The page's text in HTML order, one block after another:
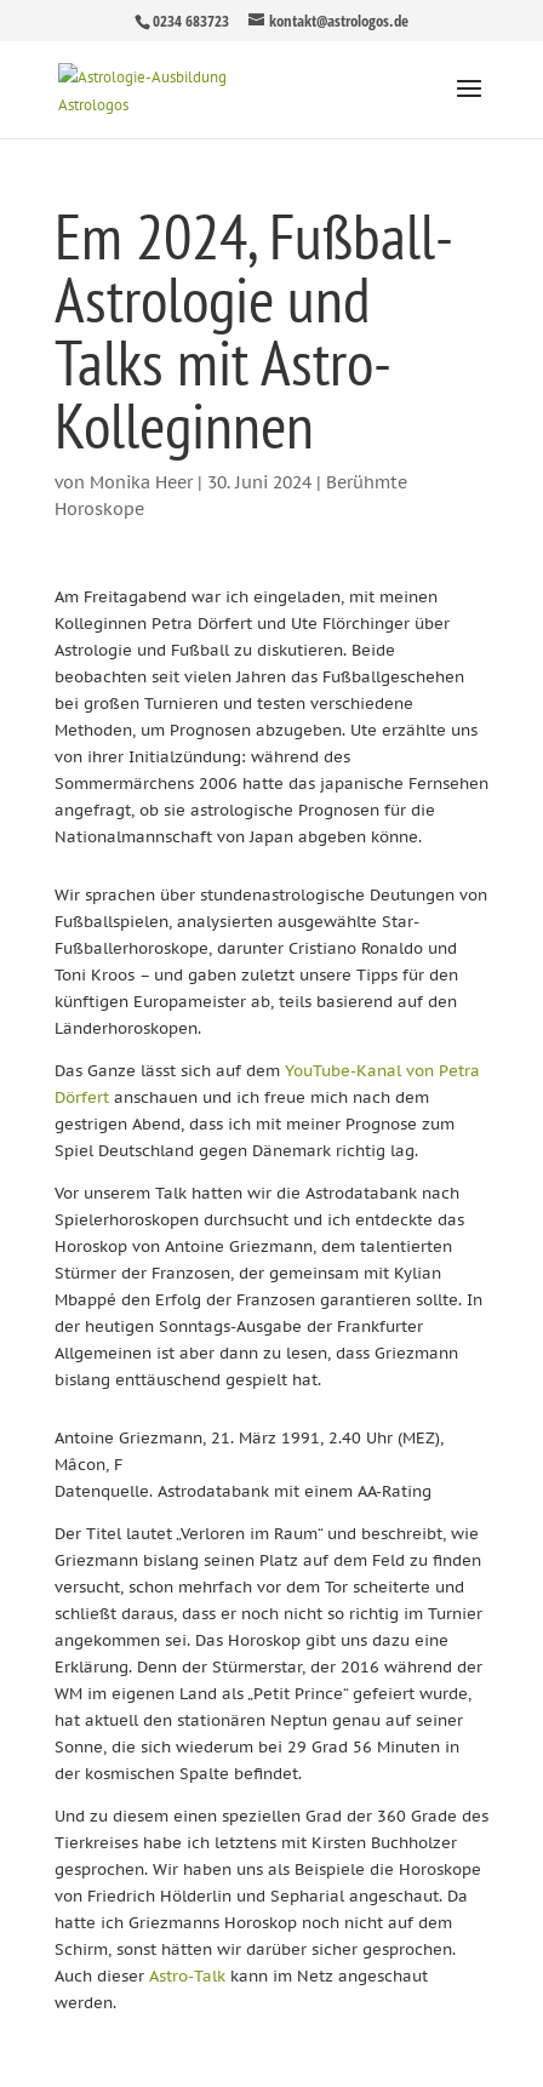
0234 683723 kontakt@astrologos.de
Em 2024, Fußball-
Astrologie und
Talks mit Astro-
Kolleginnen
von Monika Heer| 30. Juni 2024| Berühmte
Horoskope
Am Freitagabend war ich eingeladen, mit meinen
Kolleginnen Petra Dörfert und Ute Flörchinger über
Astrologie und Fußball zu diskutieren. Beide
beobachten seit vielen Jahren das Fußballgeschehen
bei großen Turnieren und testen verschiedene
Methoden, um Prognosen abzugeben. Ute erzählte uns
von ihrer Initialzündung: während des
Sommermärchens 2006 hatte das japanische Fernsehen
angefragt, ob sie astrologische Prognosen für die
Nationalmannschaft von Japan abgeben könne.
Wir sprachen über stundenastrologische Deutungen von
Fußballspielen, analysierten ausgewählte Star-
Fußballerhoroskope, darunter Cristiano Ronaldo und
Toni Kroos – und gaben zuletzt unsere Tipps für den
künftigen Europameister ab, teils basierend auf den
Länderhoroskopen.
Das Ganze lässt sich auf dem YouTube-Kanal von Petra
Dörfertanschauen und ich freue mich nach dem
gestrigen Abend, dass ich mit meiner Prognose zum
Spiel Deutschland gegen Dänemark richtig lag.
Vor unserem Talk hatten wir die Astrodatabank nach
Spielerhoroskopen durchsucht und ich entdeckte das
Horoskop von Antoine Griezmann, dem talentierten
Stürmer der Franzosen, der gemeinsam mit Kylian
Mbappé den Erfolg der Franzosen garantieren sollte. In
der heutigen Sonntags-Ausgabe der Frankfurter
Allgemeinen ist aber dann zu lesen, dass Griezmann
bislang enttäuschend gespielt hat.
Antoine Griezmann, 21. März 1991, 2.40 Uhr (MEZ),
Mâcon, F
Datenquelle. Astrodatabank mit einem AA-Rating
Der Titel lautet „Verloren im Raum“ und beschreibt, wie
Griezmann bislang seinen Platz auf dem Feld zu finden
versucht, schon mehrfach vor dem Tor scheiterte und
schließt daraus, dass er noch nicht so richtig im Turnier
angekommen sei. Das Horoskop gibt uns dazu eine
Erklärung. Denn der Stürmerstar, der 2016 während der
WM im eigenen Land als „Petit Prince“ gefeiert wurde,
hat aktuell den stationären Neptun genau auf seiner
Sonne, die sich wiederum bei 29 Grad 56 Minuten in
der kosmischen Spalte befindet.
Und zu diesem einen speziellen Grad der 360 Grade des
Tierkreises habe ich letztens mit Kirsten Buchholzer
gesprochen. Wir haben uns als Beispiele die Horoskope
von Friedrich Hölderlin und Sepharial angeschaut. Da
hatte ich Griezmanns Horoskop noch nicht auf dem
Schirm, sonst hätten wir darüber sicher gesprochen.
Auch dieser Astro-Talkkann im Netz angeschaut
werden.